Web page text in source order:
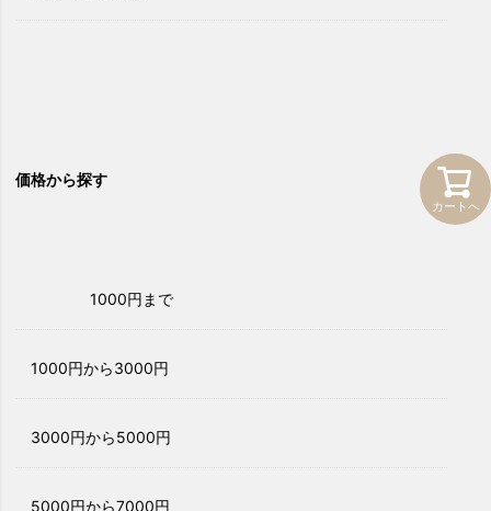
価格から探す
1000円まで
1000円から3000円
3000円から5000円
5000円から7000円
カートへ